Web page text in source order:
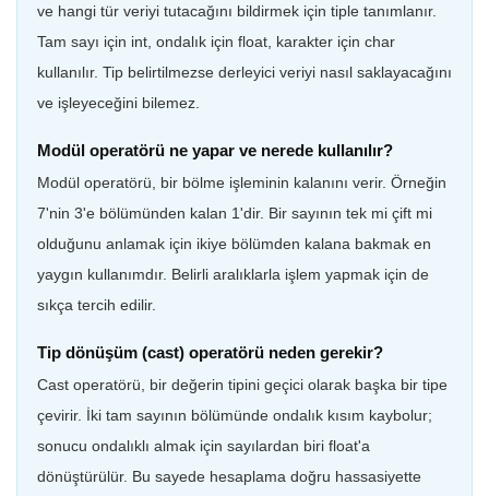
ve hangi tür veriyi tutacağını bildirmek için tiple tanımlanır.
Tam sayı için int, ondalık için float, karakter için char
kullanılır. Tip belirtilmezse derleyici veriyi nasıl saklayacağını
ve işleyeceğini bilemez.
Modül operatörü ne yapar ve nerede kullanılır?
Modül operatörü, bir bölme işleminin kalanını verir. Örneğin
7'nin 3'e bölümünden kalan 1'dir. Bir sayının tek mi çift mi
olduğunu anlamak için ikiye bölümden kalana bakmak en
yaygın kullanımdır. Belirli aralıklarla işlem yapmak için de
sıkça tercih edilir.
Tip dönüşüm (cast) operatörü neden gerekir?
Cast operatörü, bir değerin tipini geçici olarak başka bir tipe
çevirir. İki tam sayının bölümünde ondalık kısım kaybolur;
sonucu ondalıklı almak için sayılardan biri float'a
dönüştürülür. Bu sayede hesaplama doğru hassasiyette